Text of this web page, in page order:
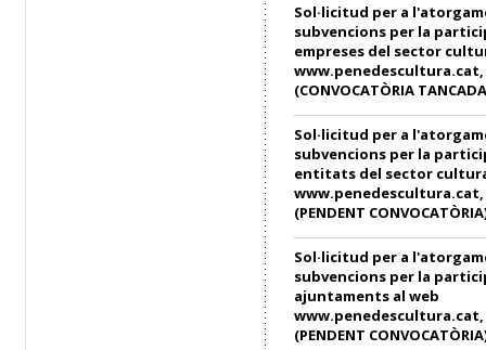
Sol·licitud per a
subvencions per la
empreses del sector
www.penedescultura.cat,
(CONVOCATÒRIA
Sol·licitud per a
subvencions per la
entitats del sector
www.penedescultura.cat,
(PENDENT
Sol·licitud per a
subvencions per la
ajuntaments al web
www.penedescultura.cat,
(PENDENT